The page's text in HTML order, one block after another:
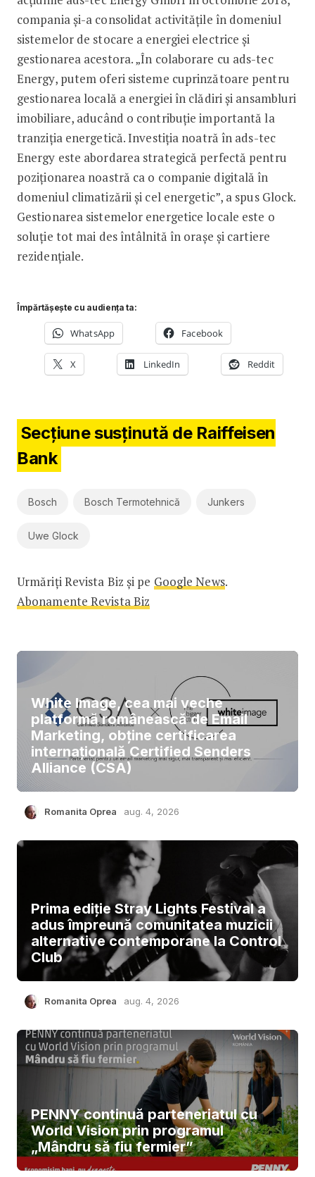
compania și-a consolidat activitățile în domeniul
sistemelor de stocare a energiei electrice și
gestionarea acestora. „În colaborare cu ads-tec
Energy, putem oferi sisteme cuprinzătoare pentru
gestionarea locală a energiei în clădiri și ansambluri
imobiliare, aducând o contribuție importantă la
tranziția energetică. Investiția noatră în ads-tec
Energy este abordarea strategică perfectă pentru
poziționarea noastră ca o companie digitală în
domeniul climatizării și cel energetic”, a spus Glock.
Gestionarea sistemelor energetice locale este o
soluție tot mai des întâlnită în orașe și cartiere
rezidențiale.
Împărtășește cu audiența ta:
WhatsApp Facebook
X LinkedIn Reddit
Secțiune susținută de Raiffeisen
Bank
Bosch Bosch Termotehnică Junkers
Uwe Glock
Urmăriți Revista Biz și pe Google News.
Abonamente Revista Biz
White Image, cea mai veche
platformă românească de Email
Marketing, obține certificarea
internațională Certified Senders
Alliance (CSA)
Romanita Oprea aug. 4, 2026
Prima ediție Stray Lights Festival a
adus împreună comunitatea muzicii
alternative contemporane la Control
Club
Romanita Oprea aug. 4, 2026
PENNY continuă parteneriatul cu
World Vision prin programul
„Mândru să fiu fermier”